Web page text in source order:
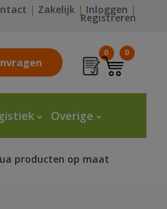
| Zakelijk |Inloggen |
Registreren
0 0
Overige
producten op maat